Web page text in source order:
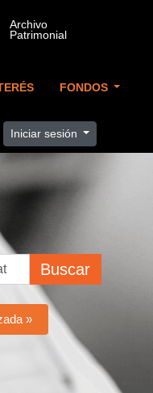
FONDOS
Iniciar sesión
Buscar
»